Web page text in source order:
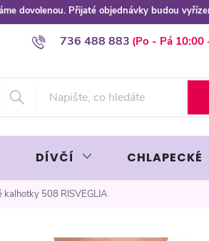
dovolenou. Přijaté objednávky budou
736 488 883
podmínky Podmínky ochrany osobních
DÍVČÍ CHLAPECKÉ
kalhotky 508 RISVEGLIA